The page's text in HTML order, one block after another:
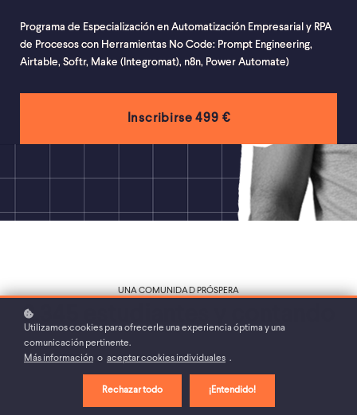
Programa de Especialización en Automatización Empresarial y RPA
de Procesos con Herramientas No Code: Prompt Engineering,
Airtable, Softr, Make (Integromat), n8n, Power Automate)
Inscribirse 499 €
UNA COMUNIDAD PRÓSPERA
2.345 estudiantes y contando
Utilizamos cookies para ofrecerle una experiencia óptima y una
comunicación pertinente.
Más información o aceptar cookies individuales .
Rechazar todo ¡Entendido!